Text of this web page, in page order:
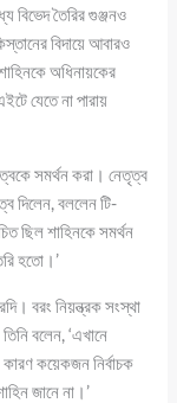
বিভেদ তৈরির গুঞ্জনও
বিদায়ে আবারও
অধিনায়কের
যেতে না পারায়
সমর্থন করা। নেতৃত্ব
দিলেন, বললেন টি-
ছিল শাহিনকে সমর্থন
হতো।’
বরং নিয়ন্ত্রক সংস্থা
বলেন, ‘এখানে
কারণ কয়েকজন নির্বাচক
জানে না।’